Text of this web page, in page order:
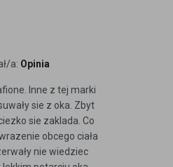
a: Opinia
Inne z tej marki
sie z oka. Zbyt
sie zaklada. Co
obcego ciała
nie wiedziec